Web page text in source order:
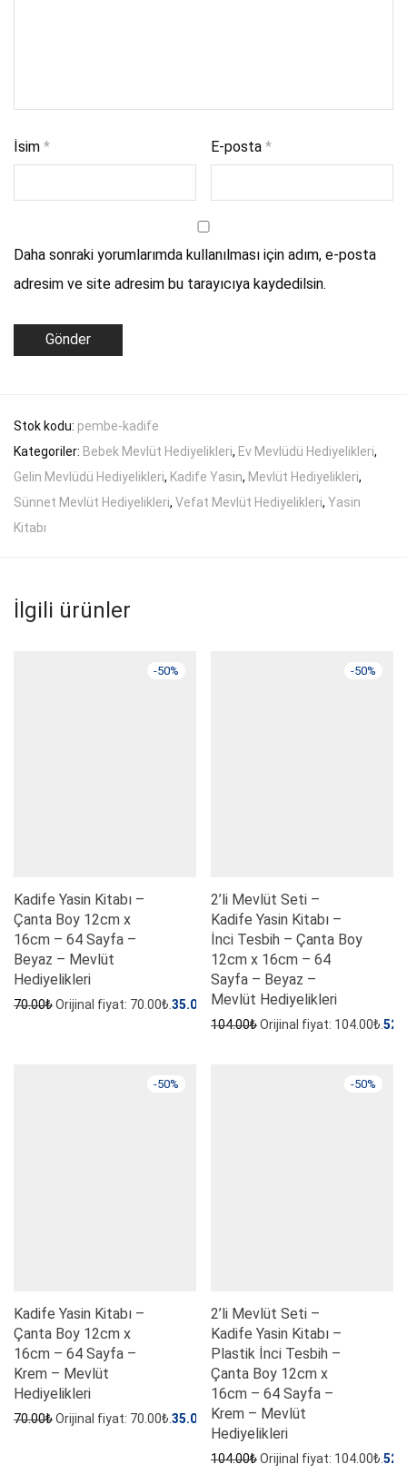
İsim * E-posta*
Daha sonraki yorumlarımda kullanılması için adım, e-posta
adresim ve site adresim bu tarayıcıya kaydedilsin.
Stok kodu: pembe-kadife
Kategoriler: Bebek Mevlüt Hediyelikleri, Ev Mevlüdü Hediyelikleri,
Gelin Mevlüdü Hediyelikleri, Kadife Yasin, Mevlüt Hediyelikleri,
Sünnet Mevlüt Hediyelikleri, Vefat Mevlüt Hediyelikleri, Yasin
Kitabı
İlgili ürünler
-50%
Kadife Yasin Kitabı –
Çanta Boy 12cm x
16cm – 64 Sayfa –
Beyaz – Mevlüt
Hediyelikleri
70.00₺Orijinal fiyat: 70.00₺.35.00 ₺Şu andaki fiyat: 35.00₺.
-50%
2’li Mevlüt Seti –
Kadife Yasin Kitabı –
İnci Tesbih – Çanta Boy
12cm x 16cm – 64
Sayfa – Beyaz –
Mevlüt Hediyelikleri
104.00₺Orijinal fiyat: 104.00₺.
-50%
Kadife Yasin Kitabı –
Çanta Boy 12cm x
16cm – 64 Sayfa –
Krem – Mevlüt
Hediyelikleri
70.00₺Orijinal fiyat: 70.00₺. 35.00 ₺Şu andaki fiyat: 35.00₺.
-50%
2’li Mevlüt Seti –
Kadife Yasin Kitabı –
Plastik İnci Tesbih –
Çanta Boy 12cm x
16cm – 64 Sayfa –
Krem – Mevlüt
Hediyelikleri
104.00₺Orijinal fiyat: 104.00₺.